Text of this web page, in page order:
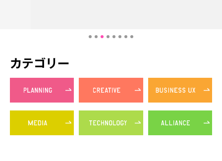
カテゴリー